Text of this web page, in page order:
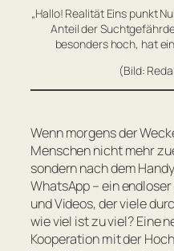
„Hallo! Realität Eins punkt
Anteil der
besonders hoch, hat
(Bild:
Wenn morgens der
Menschen nicht mehr
sondern nach dem
WhatsApp – ein
und Videos, der viele
wie viel ist zu viel? Eine
Kooperation mit der